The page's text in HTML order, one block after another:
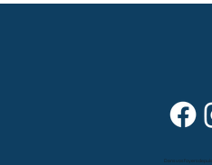
Dans vos foyers